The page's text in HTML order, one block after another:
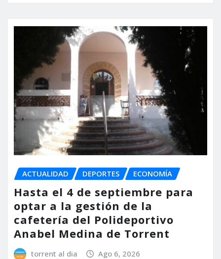
ACTUALIDAD DEPORTES ECONOMÍA
Hasta el 4 de septiembre para
optar a la gestión de la
cafetería del Polideportivo
Anabel Medina de Torrent
torrent al dia Ago 6, 2026